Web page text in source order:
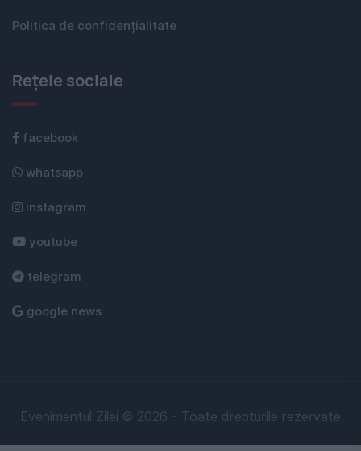
Politica de confidențialitate
Rețele sociale
facebook
whatsapp
instagram
youtube
telegram
google news
Evenimentul Zilei © 2026 - Toate drepturile rezervate